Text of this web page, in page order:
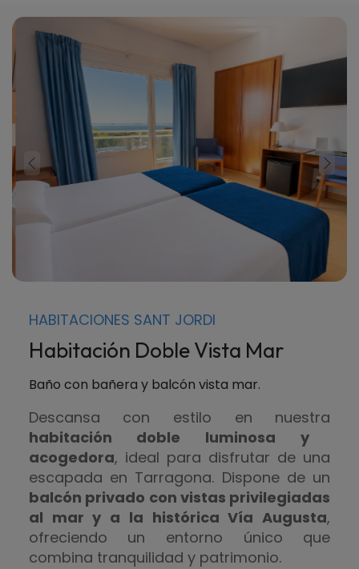
HABITACIONES SANT JORDI
Habitación Doble Vista Mar
Baño con bañera y balcón vista mar.
Descansa con estilo en nuestra
habitación doble luminosa y
acogedora, ideal para disfrutar de una
escapada en Tarragona. Dispone de un
balcón privado con vistas privilegiadas
al mar y a la histórica Vía Augusta,
ofreciendo un entorno único que
combina tranquilidad y patrimonio.